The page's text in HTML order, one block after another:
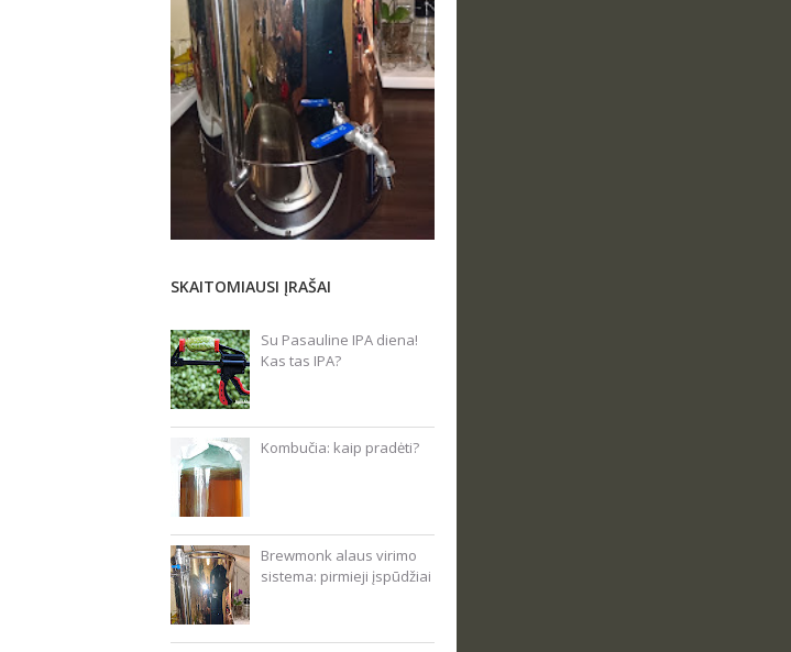
SKAITOMIAUSI ĮRAŠAI
Su Pasauline IPA diena!
Kas tas IPA?
Kombučia: kaip pradėti?
Brewmonk alaus virimo
sistema: pirmieji įspūdžiai